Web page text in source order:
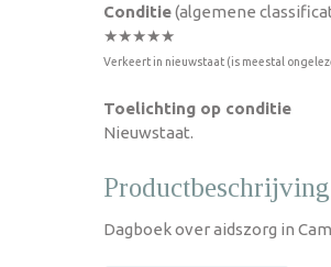
Conditie(algemene
★★★★★
Verkeert in nieuwstaat (is meestal
Toelichting op conditie
Nieuwstaat.
Productbeschrijving
Dagboek over aidszorg in